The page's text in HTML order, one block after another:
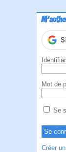
Mot de
Se
Créer